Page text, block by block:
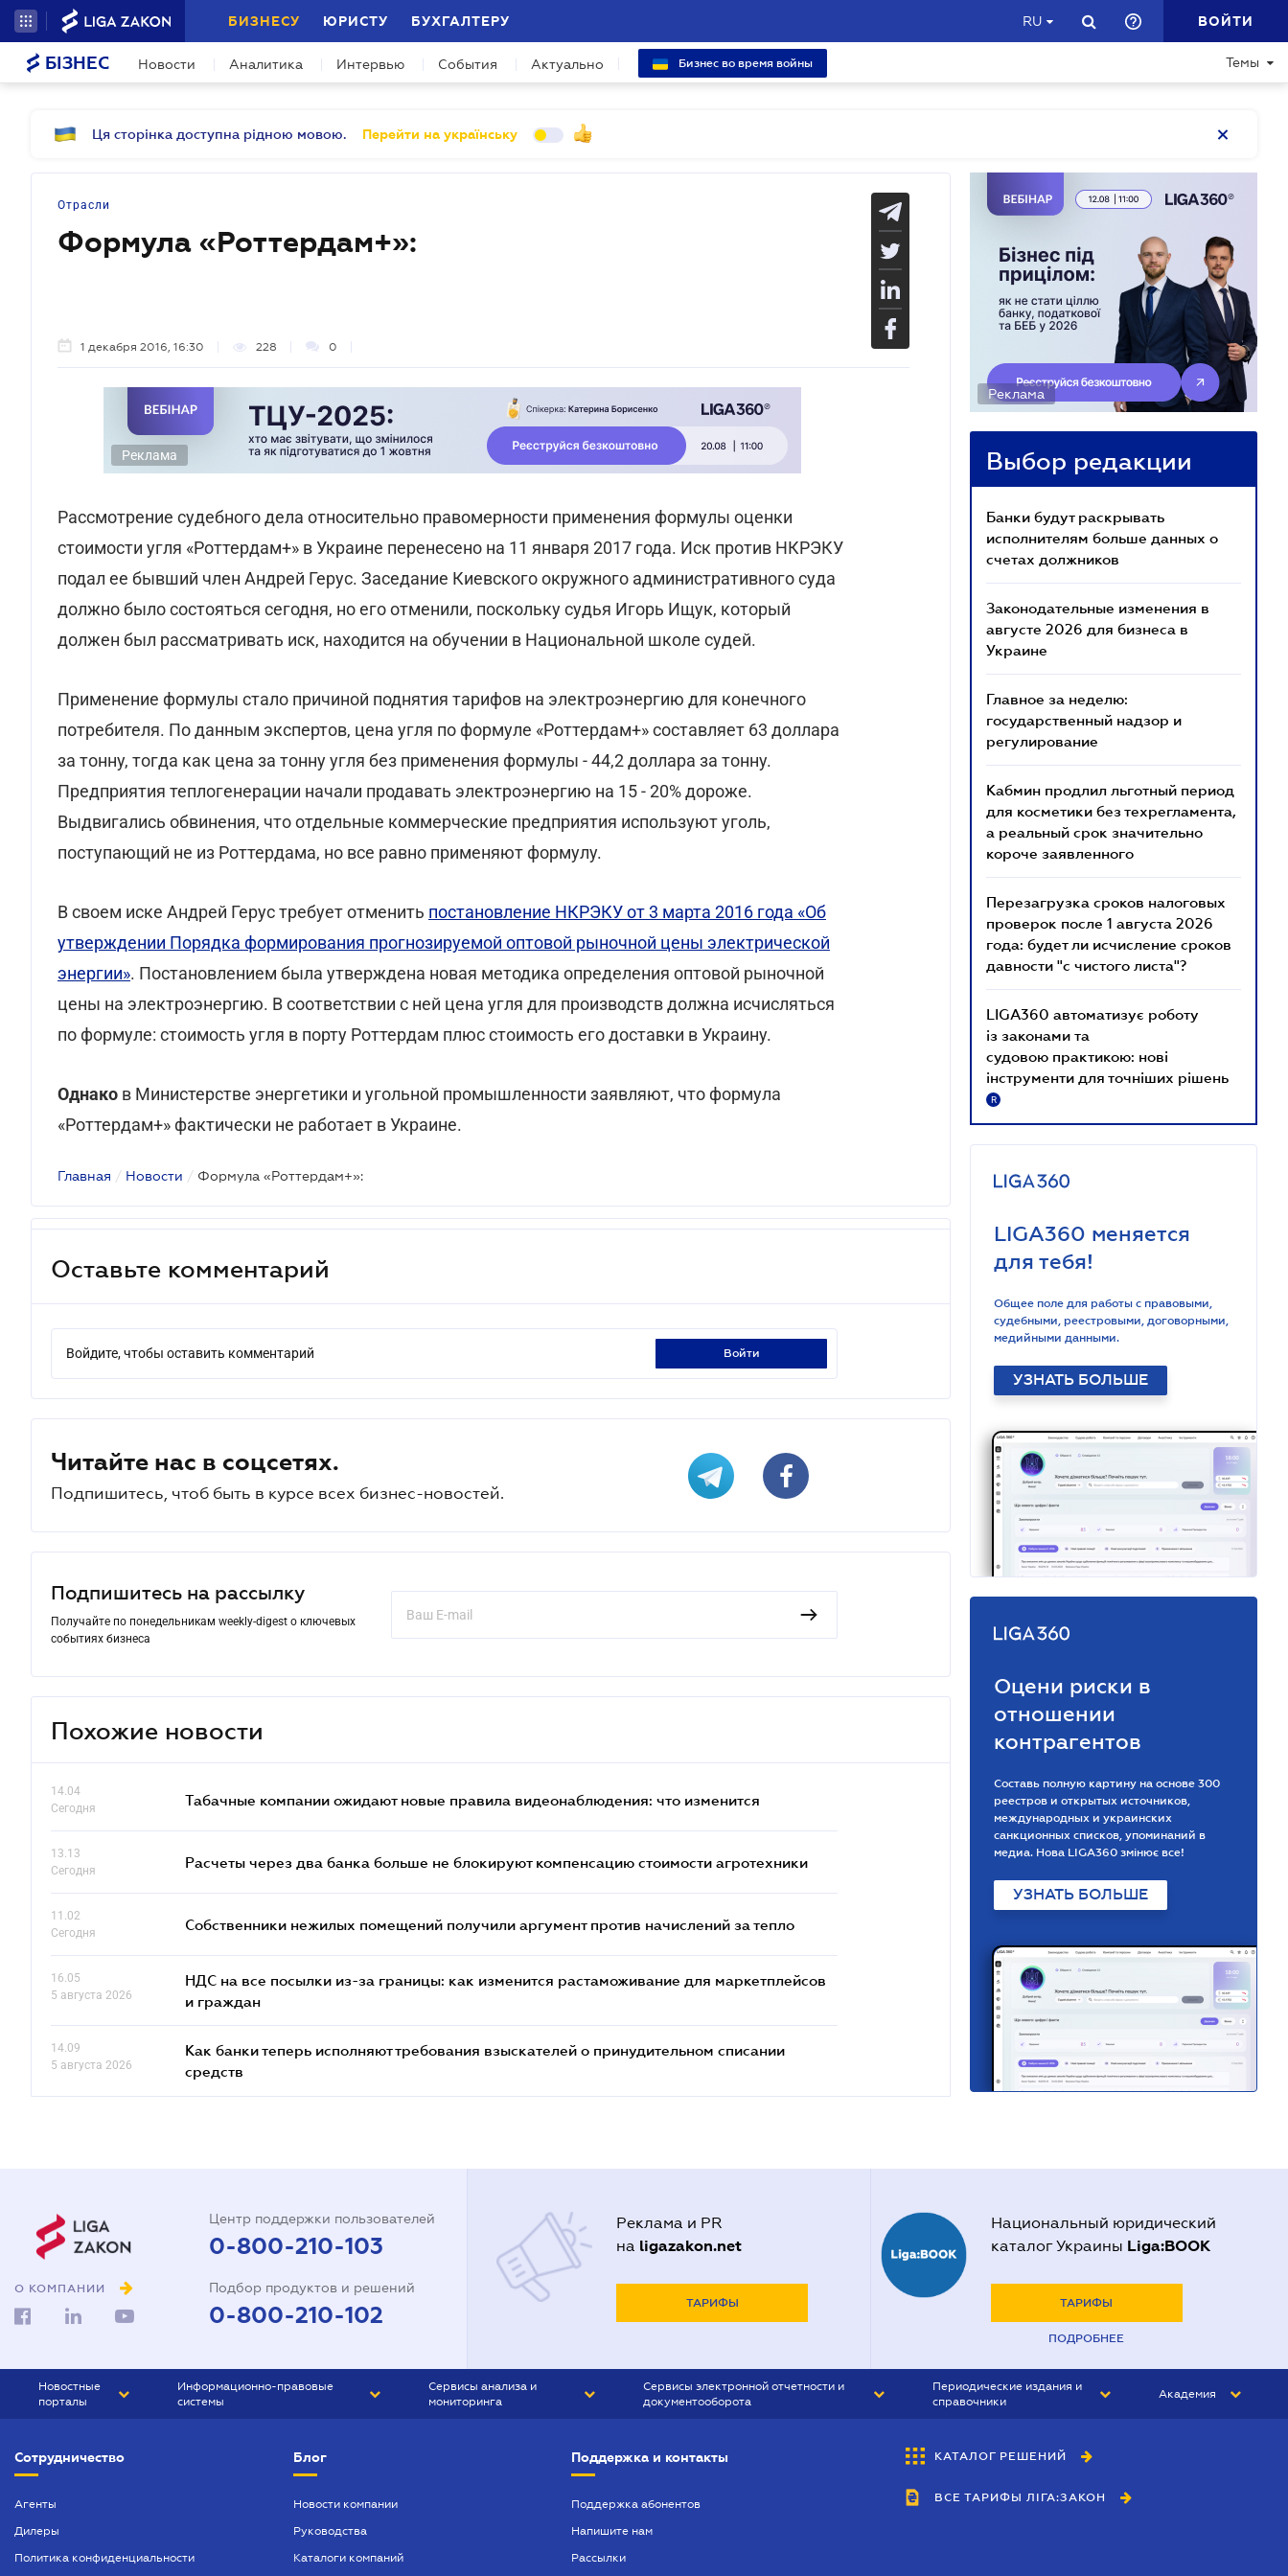
БИЗНЕСУ ЮРИСТУ БУХГАЛТЕРУ RU ВОЙТИ
БІЗНЕС Новости Аналитика Интервью События Актуально Бизнес во время войны Темы
Ця сторінка доступна рідною мовою. Перейти на українську
Отрасли
Формула «Роттердам+»:
1 декабря 2016, 16:30 228 0
Реклама
Рассмотрение судебного дела относительно правомерности применения формулы оценки
стоимости угля «Роттердам+» в Украине перенесено на 11 января 2017 года. Иск против НКРЭКУ
подал ее бывший член Андрей Герус. Заседание Киевского окружного административного суда
должно было состояться сегодня, но его отменили, поскольку судья Игорь Ищук, который
должен был рассматривать иск, находится на обучении в Национальной школе судей.
Применение формулы стало причиной поднятия тарифов на электроэнергию для конечного
потребителя. По данным экспертов, цена угля по формуле «Роттердам+» составляет 63 доллара
за тонну, тогда как цена за тонну угля без применения формулы - 44,2 доллара за тонну.
Предприятия теплогенерации начали продавать электроэнергию на 15 - 20% дороже.
Выдвигались обвинения, что отдельные коммерческие предприятия используют уголь,
поступающий не из Роттердама, но все равно применяют формулу.
В своем иске Андрей Герус требует отменить постановление НКРЭКУ от 3 марта 2016 года «Об
утверждении Порядка формирования прогнозируемой оптовой рыночной цены электрической
энергии». Постановлением была утверждена новая методика определения оптовой рыночной
цены на электроэнергию. В соответствии с ней цена угля для производств должна исчисляться
по формуле: стоимость угля в порту Роттердам плюс стоимость его доставки в Украину.
Однако в Министерстве энергетики и угольной промышленности заявляют, что формула
«Роттердам+» фактически не работает в Украине.
Главная / Новости / Формула «Роттердам+»:
Оставьте комментарий
Войдите, чтобы оставить комментарий войти
Читайте нас в соцсетях.
Подпишитесь, чтоб быть в курсе всех бизнес-новостей.
Подпишитесь на рассылку
Получайте по понедельникам weekly-digest о ключевых
событиях бизнеса
Похожие новости
14.04
Сегодня
Табачные компании ожидают новые правила видеонаблюдения: что изменится
13.13
Сегодня
Расчеты через два банка больше не блокируют компенсацию стоимости агротехники
11.02
Сегодня
Собственники нежилых помещений получили аргумент против начислений за тепло
16.05
5 августа 2026
НДС на все посылки из-за границы: как изменится растаможивание для маркетплейсов
и граждан
14.09
5 августа 2026
Как банки теперь исполняют требования взыскателей о принудительном списании
средств
Реклама
Выбор редакции
Банки будут раскрывать
исполнителям больше данных о
счетах должников
Законодательные изменения в
августе 2026 для бизнеса в
Украине
Главное за неделю:
государственный надзор и
регулирование
Кабмин продлил льготный период
для косметики без техрегламента,
а реальный срок значительно
короче заявленного
Перезагрузка сроков налоговых
проверок после 1 августа 2026
года: будет ли исчисление сроков
давности "с чистого листа"?
LIGA360 автоматизує роботу
із законами та
судовою практикою: нові
інструменти для точніших рішень
R
LIGA360 меняется
для тебя!
Общее поле для работы с правовыми,
судебными, реестровыми, договорными,
медийными данными.
УЗНАТЬ БОЛЬШЕ
Оцени риски в
отношении
контрагентов
Составь полную картину на основе 300
реестров и открытых источников,
международных и украинских
санкционных списков, упоминаний в
медиа. Нова LIGA360 змінює все!
УЗНАТЬ БОЛЬШЕ
О КОМПАНИИ
Центр поддержки пользователей
0-800-210-103
Подбор продуктов и решений
0-800-210-102
Реклама и PR
на ligazakon.net
ТАРИФЫ
Национальный юридический
каталог Украины Liga:BOOK
ТАРИФЫ
ПОДРОБНЕЕ
Новостные
порталы
БИЗНЕС
Информационно-правовые
системы
БУХГАЛТЕР ПРОФ
ЮРИСТ ПРОФ
Сервисы анализа и
мониторинга
Сервисы электронной отчетности и
документооборота
Периодические издания и
справочники
БУХГАЛТЕР&ЗАКОН
ВЕСТНИК МСФО
Академия
Сотрудничество
Агенты
Дилеры
Политика конфиденциальности
Блог
Новости компании
Руководства
Каталоги компаний
Поддержка и контакты
Поддержка абонентов
Напишите нам
Рассылки
КАТАЛОГ РЕШЕНИЙ
ВСЕ ТАРИФЫ ЛІГА:ЗАКОН